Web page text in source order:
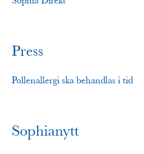
Press
​Pollenallergi ska behandlas i tid
Sophianytt